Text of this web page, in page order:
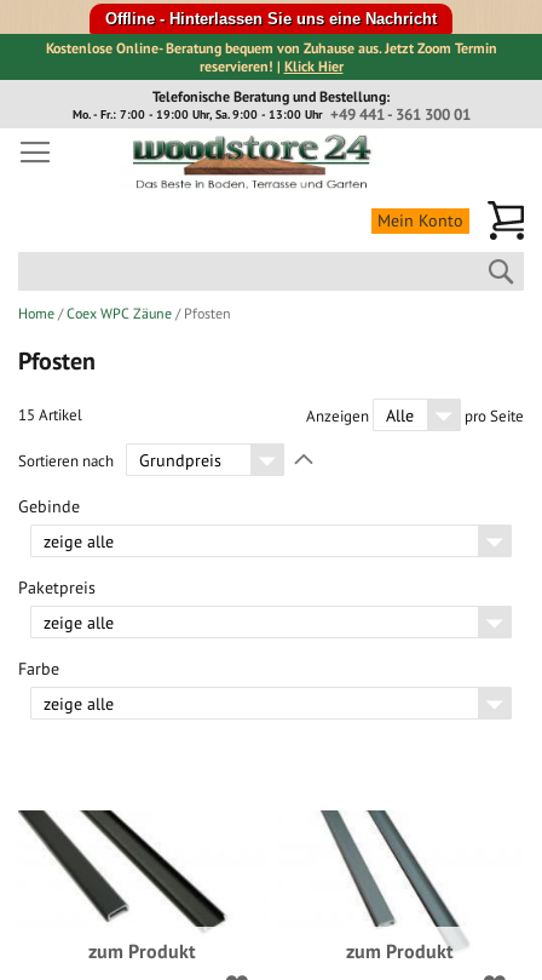
Offline - Hinterlassen Sie uns eine Nachricht
Kostenlose Online- Beratung bequem von Zuhause aus. Jetzt Zoom Termin
reservieren! | Klick Hier
Inhalt
Telefonische Beratung und Bestellung:
+49 441 - 361 300 01
Mo. - Fr.: 7:00 - 19:00 Uhr, Sa. 9:00 - 13:00 Uhr
Mein Konto
Home Coex WPC Zäune Pfosten
Pfosten
15 Artikel Anzeigen pro Seite
Sortieren nach
festlegen
Gebinde
Paketpreis
Farbe
zum Produkt zum Produkt